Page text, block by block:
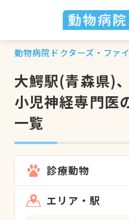
動物病院ドクターズ・ファ
大鰐駅(青森県)
小児神経専門医
一覧
診療動物
エリア・駅